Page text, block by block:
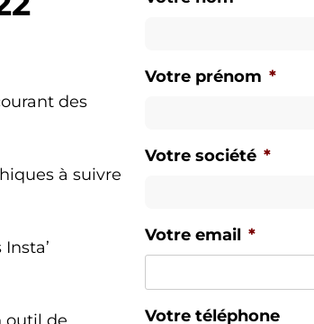
des
à suivre
Votre prénom *
Votre société *
Votre email *
Votre téléphone